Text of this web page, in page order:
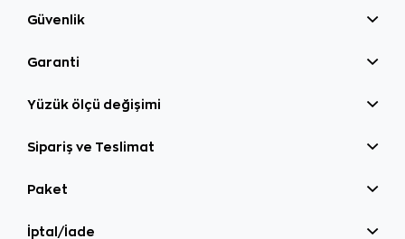
Güvenlik
Garanti
Yüzük ölçü değişimi
Sipariş ve Teslimat
Paket
İptal/İade